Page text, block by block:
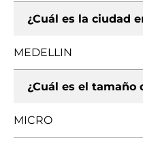
¿Cuál es la ciudad
MEDELLIN
¿Cuál es el tamaño
MICRO